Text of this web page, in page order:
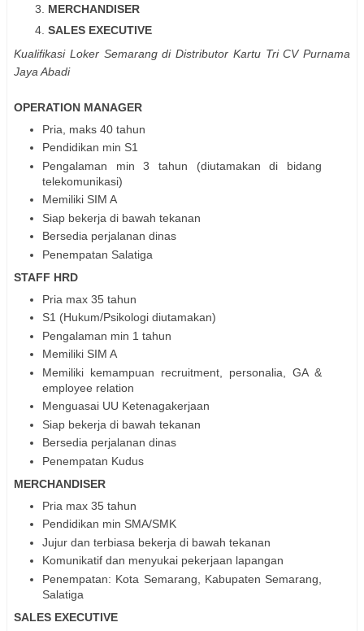
MERCHANDISER
SALES EXECUTIVE
Kualifikasi Loker Semarang di Distributor Kartu Tri CV Purnama
Jaya Abadi
OPERATION MANAGER
Pria, maks 40 tahun
Pendidikan min S1
Pengalaman min 3 tahun (diutamakan di bidang
telekomunikasi)
Memiliki SIM A
Siap bekerja di bawah tekanan
Bersedia perjalanan dinas
Penempatan Salatiga
STAFF HRD
Pria max 35 tahun
S1 (Hukum/Psikologi diutamakan)
Pengalaman min 1 tahun
Memiliki SIM A
Memiliki kemampuan recruitment, personalia, GA &
employee relation
Menguasai UU Ketenagakerjaan
Siap bekerja di bawah tekanan
Bersedia perjalanan dinas
Penempatan Kudus
MERCHANDISER
Pria max 35 tahun
Pendidikan min SMA/SMK
Jujur dan terbiasa bekerja di bawah tekanan
Komunikatif dan menyukai pekerjaan lapangan
Penempatan: Kota Semarang, Kabupaten Semarang,
Salatiga
SALES EXECUTIVE